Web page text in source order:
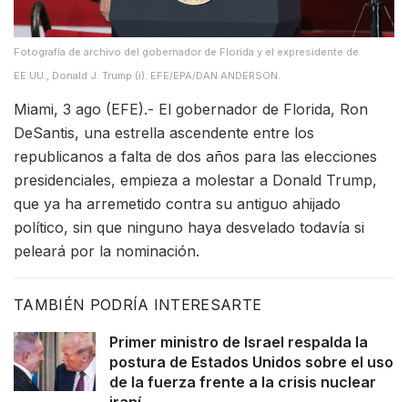
Fotografía de archivo del gobernador de Florida y el expresidente de
EE.UU., Donald J. Trump (i). EFE/EPA/DAN ANDERSON.
Miami, 3 ago (EFE).- El gobernador de Florida, Ron
DeSantis, una estrella ascendente entre los
republicanos a falta de dos años para las elecciones
presidenciales, empieza a molestar a Donald Trump,
que ya ha arremetido contra su antiguo ahijado
político, sin que ninguno haya desvelado todavía si
peleará por la nominación.
TAMBIÉN PODRÍA INTERESARTE
Primer ministro de Israel respalda la
postura de Estados Unidos sobre el uso
de la fuerza frente a la crisis nuclear